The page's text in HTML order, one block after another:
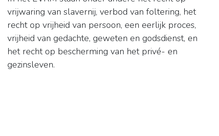
vrijwaring van slavernij, verbod van foltering, het
recht op vrijheid van persoon, een eerlijk proces,
vrijheid van gedachte, geweten en godsdienst, en
het recht op bescherming van het privé- en
gezinsleven.